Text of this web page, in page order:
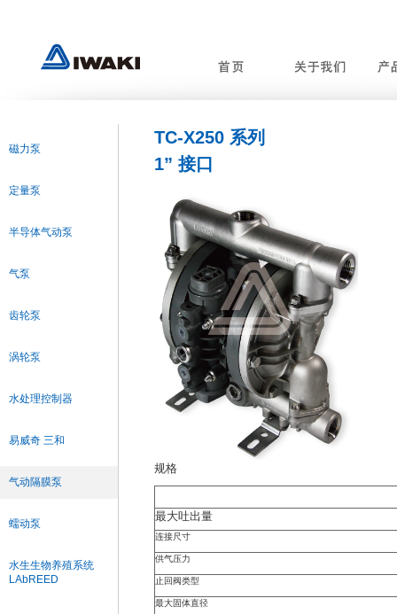
磁力泵
定量泵
半导体气动泵
气泵
齿轮泵
涡轮泵
水处理控制器
易威奇 三和
气动隔膜泵
蠕动泵
水生生物养殖系统
LAbREED
TC-X250 系列
1” 接口
规格
最大吐出量
连接尺寸
供气压力
止回阀类型
最大固体直径